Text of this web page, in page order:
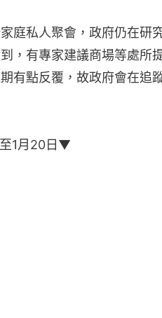
庭私人聚會，政府仍在研
，有專家建議商場等處所
有點反覆，故政府會在追
1月20日▼